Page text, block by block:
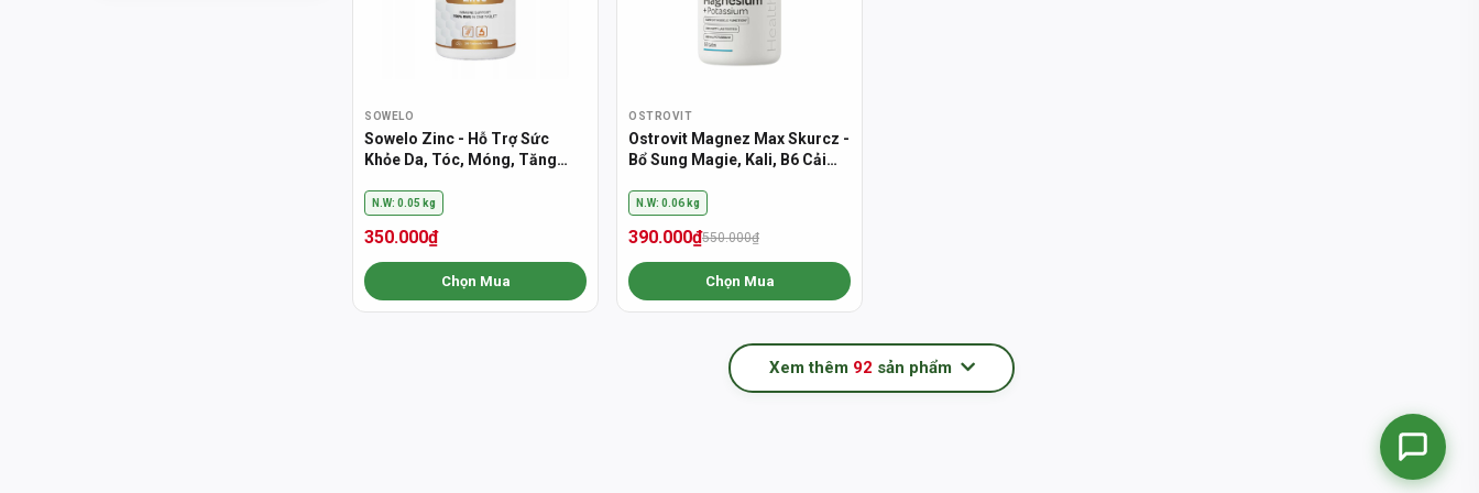
SOWELO
Sowelo Zinc - Hỗ Trợ Sức
Khỏe Da, Tóc, Móng, Tăng
N.W: 0.05 kg
350.000₫
Chọn Mua
OSTROVIT
Ostrovit Magnez Max Skurcz -
Bổ Sung Magie, Kali, B6 Cải
N.W: 0.06 kg
390.000₫550.000₫
Chọn Mua
Xem thêm 92 sản phẩm